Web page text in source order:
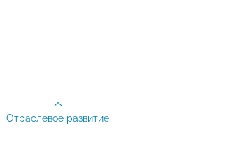
Отраслевое развитие